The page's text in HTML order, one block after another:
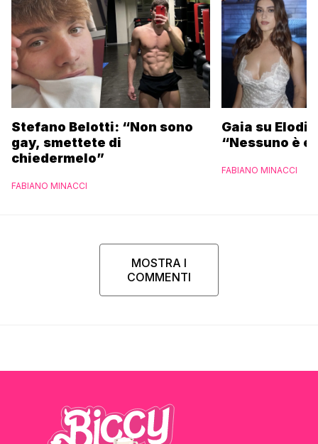
Stefano Belotti: “Non sono
gay, smettete di
chiedermelo”
FABIANO MINACCI
Gaia su
“Nessuno è
FABIANO MINACCI
MOSTRA I
COMMENTI